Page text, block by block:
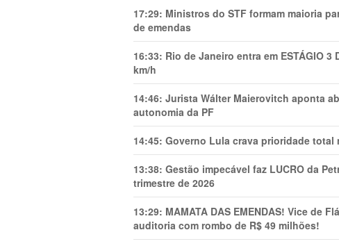
17:29: Ministros do STF formam maioria
de emendas
16:33: Rio de Janeiro entra em ESTÁGIO
km/h
14:46: Jurista Wálter Maierovitch aponta
autonomia da PF
14:45: Governo Lula crava prioridade total
13:38: Gestão impecável faz LUCRO da
trimestre de 2026
13:29: MAMATA DAS EMENDAS! Vice de
auditoria com rombo de R$ 49 milhões!